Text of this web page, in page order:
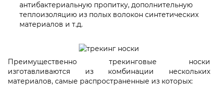
антибактериальную пропитку, дополнительную
теплоизоляцию из полых волокон синтетических
материалов и т.д.
Преимущественно трекинговые носки
изготавливаются из комбинации нескольких
материалов, самые распространенные из которых: